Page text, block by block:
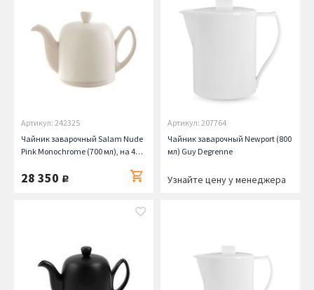
Артикул: 242325
Чайник заварочный Salam Nude
Pink Monochrome (700 мл), на 4
Degrenne
28 350 руб.
Артикул: 207764
Чайник заварочный Newport (800
мл) Guy Degrenne
Узнайте цену у менеджера